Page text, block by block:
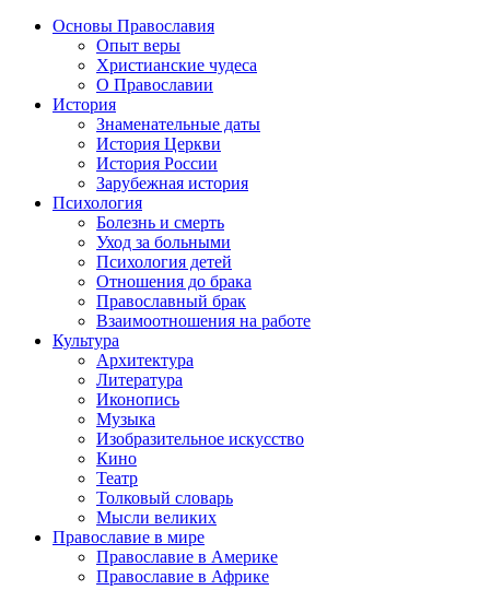
Основы Православия
Опыт веры
Христианские чудеса
О Православии
История
Знаменательные даты
История Церкви
История России
Зарубежная история
Психология
Болезнь и смерть
Уход за больными
Психология детей
Отношения до брака
Православный брак
Взаимоотношения на работе
Культура
Архитектура
Литература
Иконопись
Музыка
Изобразительное искусство
Кино
Театр
Толковый словарь
Мысли великих
Православие в мире
Православие в Америке
Православие в Африке